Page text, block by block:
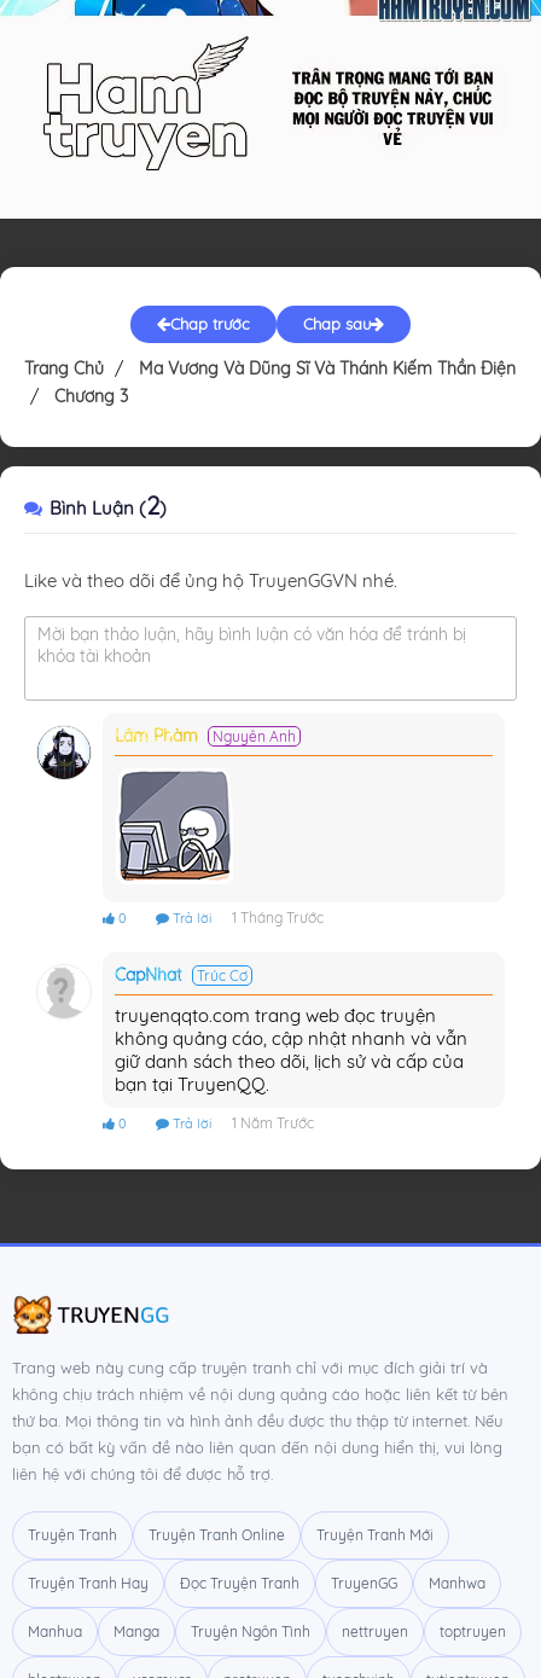
Chap trước Chap sau
Trang Chủ
Ma Vương Và Dũng Sĩ Và Thánh Kiếm Thần Điện
Chương 3
Bình Luận (2)
Like và theo dõi để ủng hộ TruyenGGVN nhé.
Mời bạn thảo luận, hãy bình luận có văn hóa để tránh bị
khóa tài khoản
Lâm Phàm Nguyên Anh
0 Trả lời 1 Tháng Trước
CapNhat Trúc Cơ
truyenqqto.com trang web đọc truyện
không quảng cáo, cập nhật nhanh và vẫn
giữ danh sách theo dõi, lịch sử và cấp của
bạn tại TruyenQQ.
0 Trả lời 1 Năm Trước
Trang web này cung cấp truyện tranh chỉ với mục đích giải trí và
không chịu trách nhiệm về nội dung quảng cáo hoặc liên kết từ bên
thứ ba. Mọi thông tin và hình ảnh đều được thu thập từ internet. Nếu
bạn có bất kỳ vấn đề nào liên quan đến nội dung hiển thị, vui lòng
liên hệ với chúng tôi để được hỗ trợ.
Truyện Tranh Truyện Tranh Online Truyện Tranh Mới
Truyện Tranh Hay Đọc Truyện Tranh TruyenGG Manhwa
Manhua Manga Truyện Ngôn Tình nettruyen toptruyen